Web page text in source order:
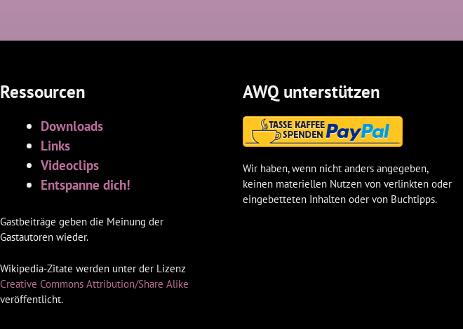
Ressourcen
Downloads
Links
Videoclips
Entspanne dich!
Gastbeiträge geben die Meinung der
Gastautoren wieder.
Wikipedia-Zitate werden unter der Lizenz
Creative Commons Attribution/Share Alike
veröffentlicht.
AWQ unterstützen
Wir haben, wenn nicht anders angegeben,
keinen materiellen Nutzen von verlinkten oder
eingebetteten Inhalten oder von Buchtipps.